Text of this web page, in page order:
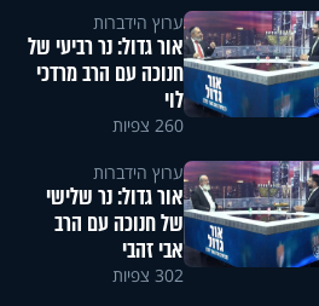
ערוץ הידברות
אור גדול: נר רביעי של
חנוכה עם הרב מרדכי
לוי
260 צפיות
ערוץ הידברות
אור גדול: נר שלישי
של חנוכה עם הרב
אבי זהבי
302 צפיות